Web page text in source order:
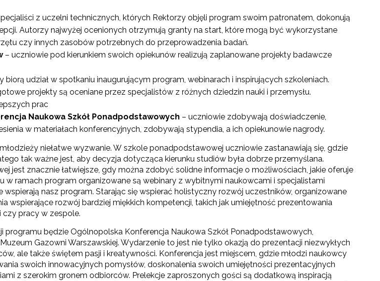
z uczelni technicznych, których Rektorzy objęli program swoim patronatem, dokonują
Autorzy najwyżej ocenionych otrzymują granty na start, które mogą być wykorzystane
czy innych zasobów potrzebnych do przeprowadzenia badań.
– uczniowie pod kierunkiem swoich opiekunów realizują zaplanowane projekty badawcze
biorą udział w spotkaniu inaugurującym program, webinarach i inspirujących szkoleniach.
projekty są oceniane przez specjalistów z różnych dziedzin nauki i przemysłu.
prac
Naukowa Szkół Ponadpodstawowych – uczniowie zdobywają doświadczenie,
w materiałach konferencyjnych, zdobywają stypendia, a ich opiekunowie nagrody.
niełatwe wyzwanie. W szkole ponadpodstawowej uczniowie zastanawiają się, gdzie
tak ważne jest, aby decyzja dotycząca kierunku studiów była dobrze przemyślana.
jest znacznie łatwiejsze, gdy można zdobyć solidne informacje o możliwościach, jakie oferuje
w ramach program organizowane są webinary z wybitnymi naukowcami i specjalistami
wspierają nasz program. Starając się wspierać holistyczny rozwój uczestników, organizowane
wspierające rozwój bardziej miękkich kompetencji, takich jak umiejętność prezentowania
czy pracy w zespole.
programu będzie Ogólnopolska Konferencja Naukowa Szkół Ponadpodstawowych,
Gazowni Warszawskiej. Wydarzenie to jest nie tylko okazją do prezentacji niezwykłych
ale także świętem pasji i kreatywności. Konferencja jest miejscem, gdzie młodzi naukowcy
swoich innowacyjnych pomysłów, doskonalenia swoich umiejętności prezentacyjnych
z szerokim gronem odbiorców. Prelekcje zaproszonych gości są dodatkową inspiracją